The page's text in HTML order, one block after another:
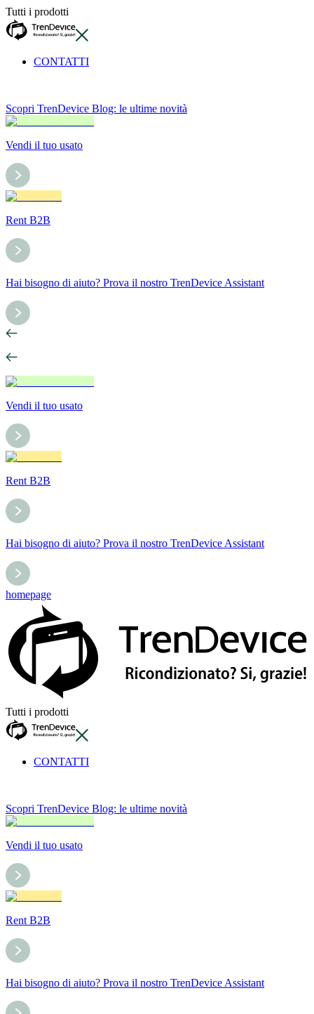
Tutti i prodotti
CONTATTI
Scopri TrenDevice Blog: le ultime novità
Vendi il tuo usato
Rent B2B
Hai bisogno di aiuto? Prova il nostro TrenDevice Assistant
Vendi il tuo usato
Rent B2B
Hai bisogno di aiuto? Prova il nostro TrenDevice Assistant
homepage
Tutti i prodotti
CONTATTI
Scopri TrenDevice Blog: le ultime novità
Vendi il tuo usato
Rent B2B
Hai bisogno di aiuto? Prova il nostro TrenDevice Assistant